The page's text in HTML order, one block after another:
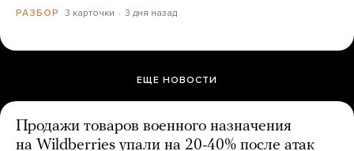
РАЗБОР 3 карточки 3 дня назад
ЕЩЕ НОВОСТИ
Продажи товаров военного назначения
на Wildberries упали на 20-40% после атак